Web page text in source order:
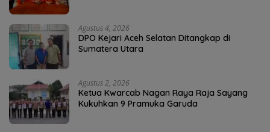
Agustus 4, 2026
DPO Kejari Aceh Selatan Ditangkap di
Sumatera Utara
Agustus 2, 2026
Ketua Kwarcab Nagan Raya Raja Sayang
Kukuhkan 9 Pramuka Garuda